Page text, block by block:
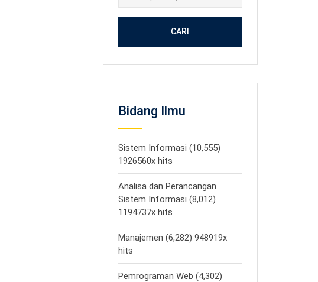
CARI
Bidang Ilmu
Sistem Informasi (10,555)
1926560x hits
Analisa dan Perancangan
Sistem Informasi (8,012)
1194737x hits
Manajemen (6,282) 948919x
hits
Pemrograman Web (4,302)